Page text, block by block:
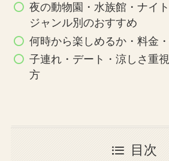
夜の動物園・水族館・ナイ
ジャンル別のおすすめ
何時から楽しめるか・料金
子連れ・デート・涼しさ重
方
目次